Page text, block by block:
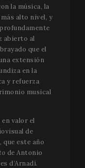
la música, la
alto nivel, y
abierto al
que el
extensión
en la
y refuerza
musical
valor el
de
este año
de Antonio
d’Arnadí.